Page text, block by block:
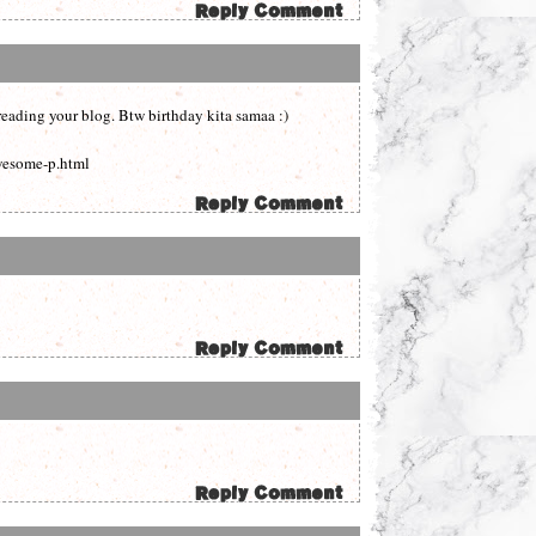
your blog. Btw birthday kita samaa :)
p.html